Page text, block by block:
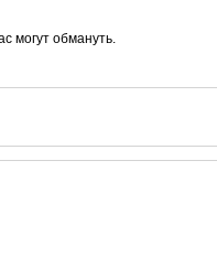
могут обмануть.